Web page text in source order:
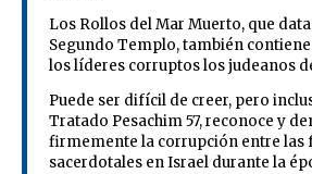
Los Rollos del Mar Muerto, que
Segundo Templo, también
los líderes corruptos los judeanos
Puede ser difícil de creer, pero
Tratado Pesachim 57, reconoce y
firmemente la corrupción entre las
sacerdotales en Israel durante la